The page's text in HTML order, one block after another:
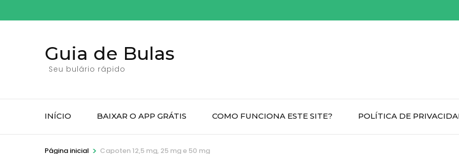
para
Guia de Bulas
Seu bulário rápido
INÍCIO BAIXAR O APP GRÁTIS COMO FUNCIONA ESTE SITE? POLÍTICA DE
Página inicial > Capoten 12,5 mg, 25 mg e 50 mg